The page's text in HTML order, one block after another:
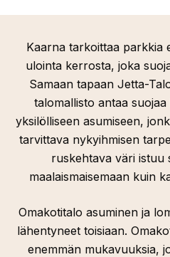
Kaarna tarkoittaa parkkia
ulointa kerrosta, joka
Samaan tapaan Jetta-
talomallisto antaa
yksilölliseen asumiseen,
tarvittava nykyihmisen
ruskehtava väri istuu
maalaismaisemaan kuin
Omakotitalo asuminen ja
lähentyneet toisiaan.
enemmän mukavuuksia,